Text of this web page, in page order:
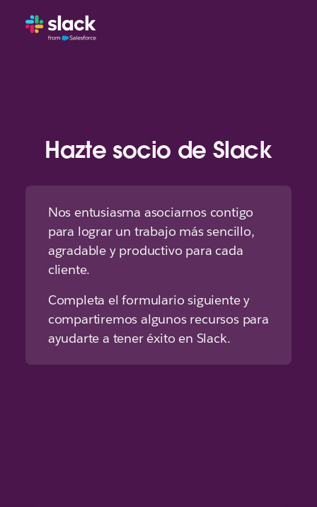
Hazte socio de Slack
Nos entusiasma asociarnos contigo
para lograr un trabajo más sencillo,
agradable y productivo para cada
cliente.
Completa el formulario siguiente y
compartiremos algunos recursos para
ayudarte a tener éxito en Slack.